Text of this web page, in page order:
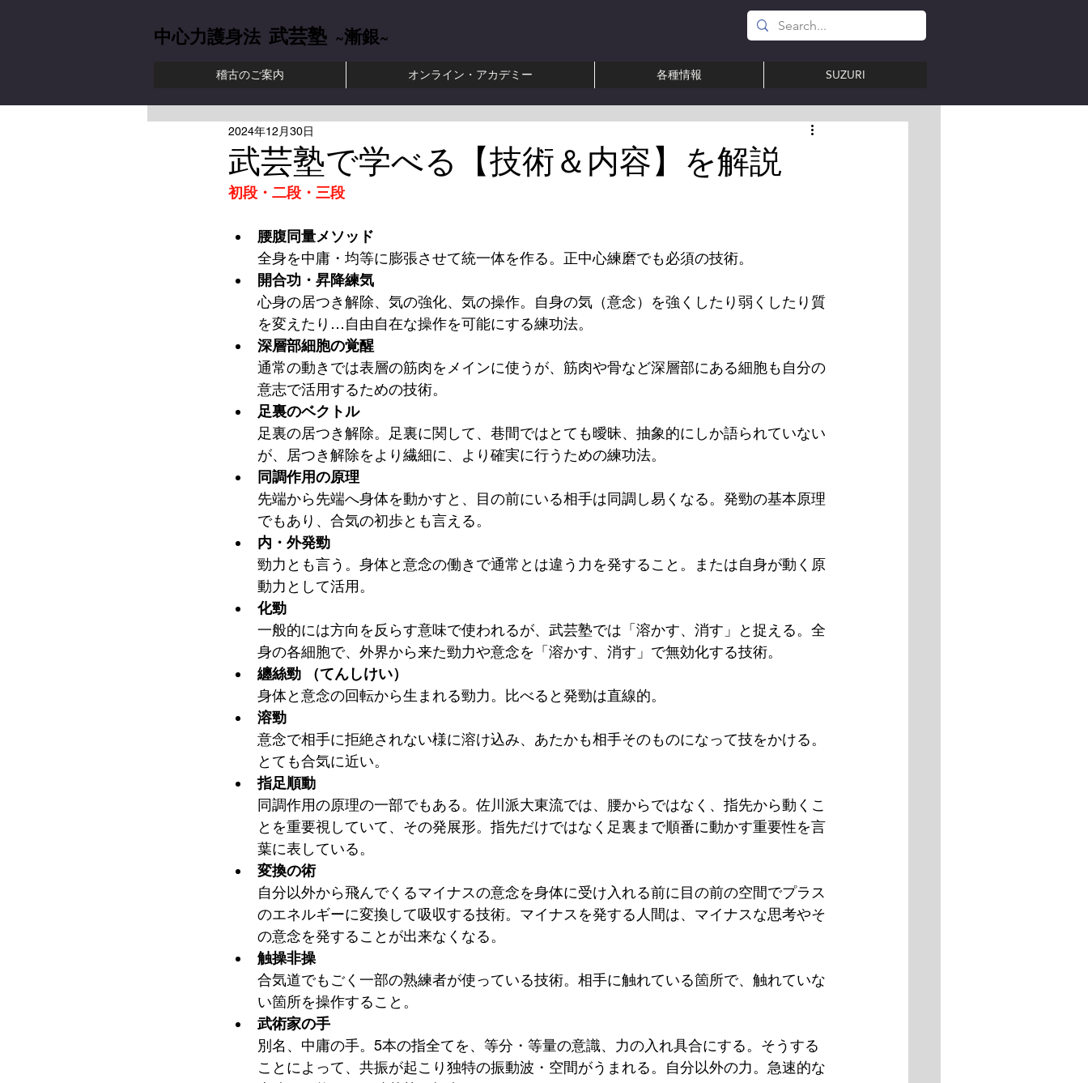
中心力護身法 武芸塾 ~漸銀~
中心力護身法 肥田式強健術 ​聖中心道 肥田春充 正中心練磨 正中心道 合気道 武芸塾 大東流合気柔術 緑川裕一
稽古のご案内 オンライン・アカデミー 各種情報 SUZURI
武芸塾で学べる【技術＆内容】を解説
2024年12月30日
初段・二段・三段
腰腹同量メソッド
全身を中庸・均等に膨張させて統一体を作る。正中心練磨でも必須の技術。
開合功・昇降練気
心身の居つき解除、気の強化、気の操作。自身の気（意念）を強くしたり弱くしたり質
を変えたり…自由自在な操作を可能にする練功法。
深層部細胞の覚醒
通常の動きでは表層の筋肉をメインに使うが、筋肉や骨など深層部にある細胞も自分の
意志で活用するための技術。
足裏のベクトル
足裏の居つき解除。足裏に関して、巷間ではとても曖昧、抽象的にしか語られていない
が、居つき解除をより繊細に、より確実に行うための練功法。
同調作用の原理
先端から先端へ身体を動かすと、目の前にいる相手は同調し易くなる。発勁の基本原理
でもあり、合気の初歩とも言える。
内・外発勁
勁力とも言う。身体と意念の働きで通常とは違う力を発すること。または自身が動く原
動力として活用。
化勁
一般的には方向を反らす意味で使われるが、武芸塾では「溶かす、消す」と捉える。全
身の各細胞で、外界から来た勁力や意念を「溶かす、消す」で無効化する技術。
纏絲勁 （てんしけい）
身体と意念の回転から生まれる勁力。比べると発勁は直線的。
溶勁
意念で相手に拒絶されない様に溶け込み、あたかも相手そのものになって技をかける。
とても合気に近い。
指足順動
同調作用の原理の一部でもある。佐川派大東流では、腰からではなく、指先から動くこ
とを重要視していて、その発展形。指先だけではなく足裏まで順番に動かす重要性を言
葉に表している。
変換の術
自分以外から飛んでくるマイナスの意念を身体に受け入れる前に目の前の空間でプラス
のエネルギーに変換して吸収する技術。マイナスを発する人間は、マイナスな思考やそ
の意念を発することが出来なくなる。
触操非操
合気道でもごく一部の熟練者が使っている技術。相手に触れている箇所で、触れていな
い箇所を操作すること。
武術家の手
別名、中庸の手。5本の指全てを、等分・等量の意識、力の入れ具合にする。そうする
ことによって、共振が起こり独特の振動波・空間がうまれる。自分以外の力。急速的な